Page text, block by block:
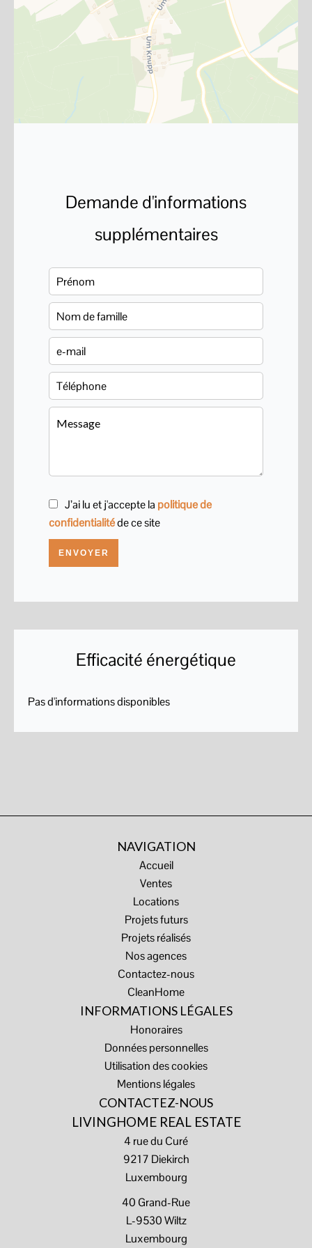
Demande d'informations
supplémentaires
J’ai lu et j'accepte la politique de
confidentialitéde ce site
ENVOYER
Efficacité énergétique
Pas d'informations disponibles
NAVIGATION
Accueil
Ventes
Locations
Projets futurs
Projets réalisés
Nos agences
Contactez-nous
CleanHome
INFORMATIONS LÉGALES
Honoraires
Données personnelles
Utilisation des cookies
Mentions légales
CONTACTEZ-NOUS
LIVINGHOME REAL ESTATE
4 rue du Curé
9217 Diekirch
Luxembourg
40 Grand-Rue
L-9530 Wiltz
Luxembourg